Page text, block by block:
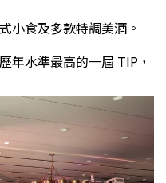
小食及多款特調美酒。
年水準最高的一屆 TIP，